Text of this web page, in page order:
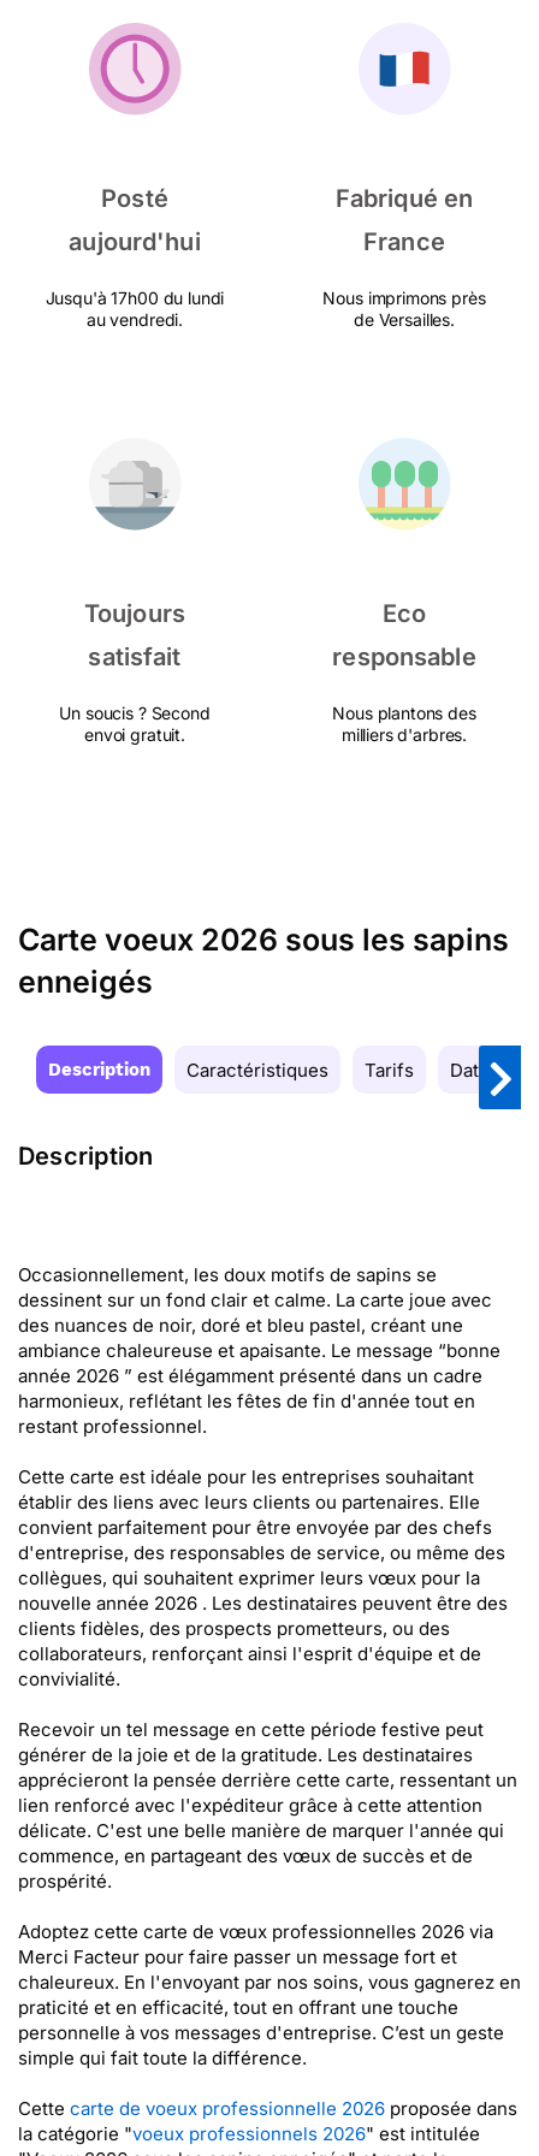
Posté
aujourd'hui
Jusqu'à 17h00 du lundi
au vendredi.
Fabriqué en
France
Nous imprimons près
de Versailles.
Toujours
satisfait
Un soucis ? Second
envoi gratuit.
Eco
responsable
Nous plantons des
milliers d'arbres.
Carte voeux 2026 sous les sapins
enneigés
Description Caractéristiques Tarifs Date de
Description
Occasionnellement, les doux motifs de sapins se
dessinent sur un fond clair et calme. La carte joue avec
des nuances de noir, doré et bleu pastel, créant une
ambiance chaleureuse et apaisante. Le message “bonne
année 2026 ” est élégamment présenté dans un cadre
harmonieux, reflétant les fêtes de fin d'année tout en
restant professionnel.
Cette carte est idéale pour les entreprises souhaitant
établir des liens avec leurs clients ou partenaires. Elle
convient parfaitement pour être envoyée par des chefs
d'entreprise, des responsables de service, ou même des
collègues, qui souhaitent exprimer leurs vœux pour la
nouvelle année 2026 . Les destinataires peuvent être des
clients fidèles, des prospects prometteurs, ou des
collaborateurs, renforçant ainsi l'esprit d'équipe et de
convivialité.
Recevoir un tel message en cette période festive peut
générer de la joie et de la gratitude. Les destinataires
apprécieront la pensée derrière cette carte, ressentant un
lien renforcé avec l'expéditeur grâce à cette attention
délicate. C'est une belle manière de marquer l'année qui
commence, en partageant des vœux de succès et de
prospérité.
Adoptez cette carte de vœux professionnelles 2026 via
Merci Facteur pour faire passer un message fort et
chaleureux. En l'envoyant par nos soins, vous gagnerez en
praticité et en efficacité, tout en offrant une touche
personnelle à vos messages d'entreprise. C’est un geste
simple qui fait toute la différence.
Cette carte de voeux professionnelle 2026 proposée dans
la catégorie "voeux professionnels 2026" est intitulée